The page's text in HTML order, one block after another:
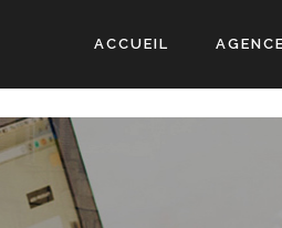
ACCUEIL AGENCE